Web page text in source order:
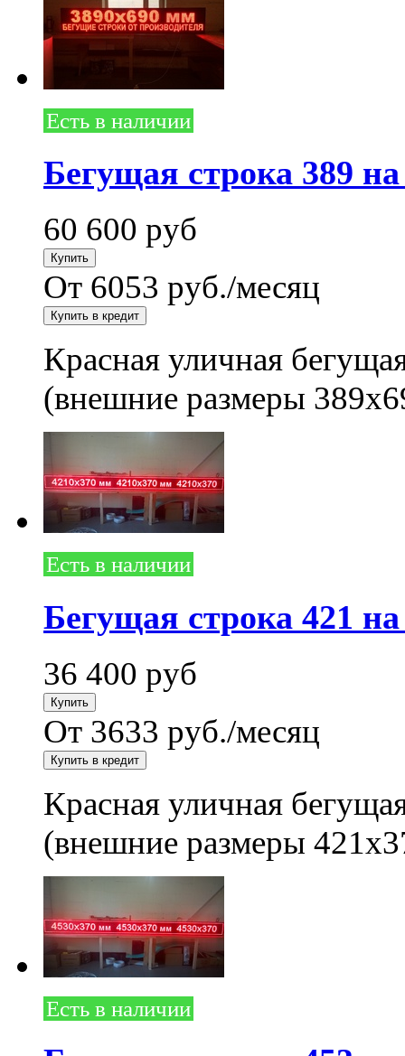
Есть в наличии
Бегущая строка 389
60 600 руб
От 6053 руб./месяц
Красная уличная
(внешние размеры
Есть в наличии
Бегущая строка 421
36 400 руб
От 3633 руб./месяц
Красная уличная
(внешние размеры
Есть в наличии